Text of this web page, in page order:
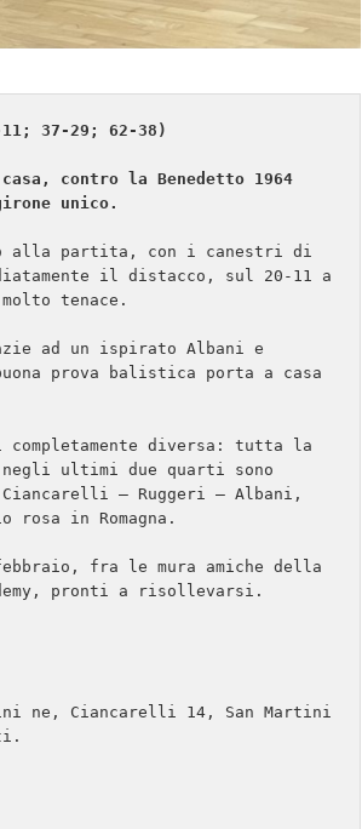
11; 37-29; 62-38)
contro la Benedetto 1964
unico.
alla partita, con i canestri di
il distacco, sul 20-11 a
tenace.
ad un ispirato Albani e
prova balistica porta a casa
diversa: tutta la
ultimi due quarti sono
– Ruggeri – Albani,
in Romagna.
fra le mura amiche della
pronti a risollevarsi.
ne, Ciancarelli 14, San Martini